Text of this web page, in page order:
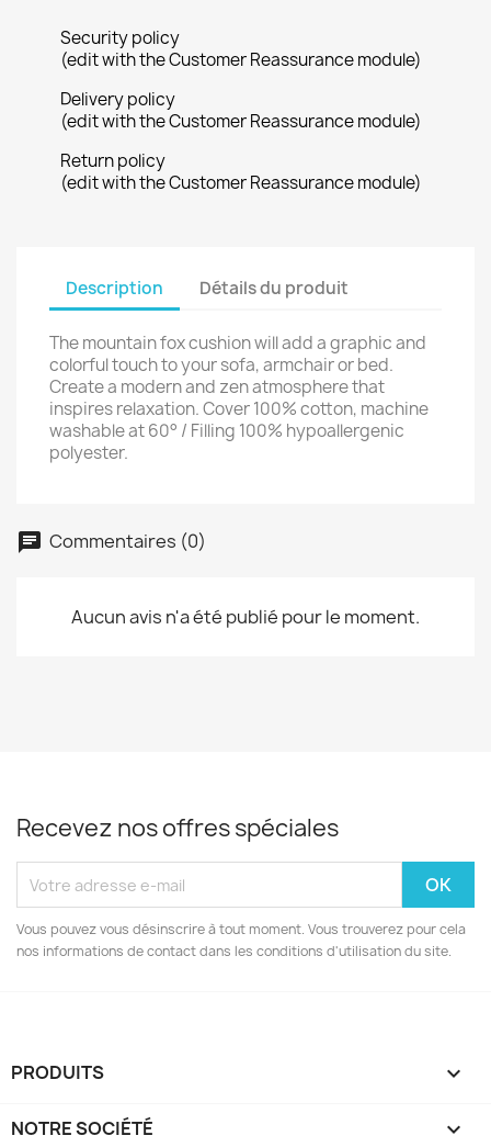
Security policy
(edit with the Customer Reassurance module)
Delivery policy
(edit with the Customer Reassurance module)
Return policy
(edit with the Customer Reassurance module)
Description Détails du produit
The mountain fox cushion will add a graphic and
colorful touch to your sofa, armchair or bed.
Create a modern and zen atmosphere that
inspires relaxation. Cover 100% cotton, machine
washable at 60° / Filling 100% hypoallergenic
polyester.
Commentaires (0)
Aucun avis n'a été publié pour le moment.
Recevez nos offres spéciales
Vous pouvez vous désinscrire à tout moment. Vous trouverez pour cela
nos informations de contact dans les conditions d'utilisation du site.
PRODUITS 
NOTRE SOCIÉTÉ 
Annuler Créer une liste d'envies